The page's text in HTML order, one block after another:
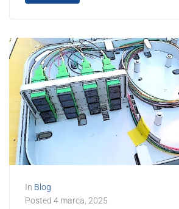
In Blog
Posted 4 marca, 2025